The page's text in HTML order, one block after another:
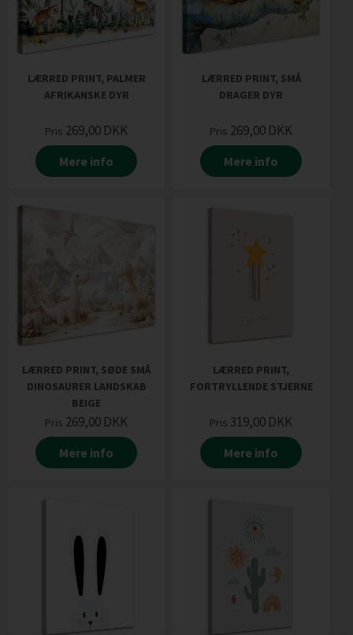
LÆRRED PRINT, PALMER
AFRIKANSKE DYR
Pris 269,00 DKK
Mere info
LÆRRED PRINT, SMÅ
DRAGER DYR
Pris 269,00 DKK
Mere info
LÆRRED PRINT, SØDE SMÅ
DINOSAURER LANDSKAB
BEIGE
Pris 269,00 DKK
Mere info
LÆRRED PRINT,
FORTRYLLENDE STJERNE
Pris 319,00 DKK
Mere info